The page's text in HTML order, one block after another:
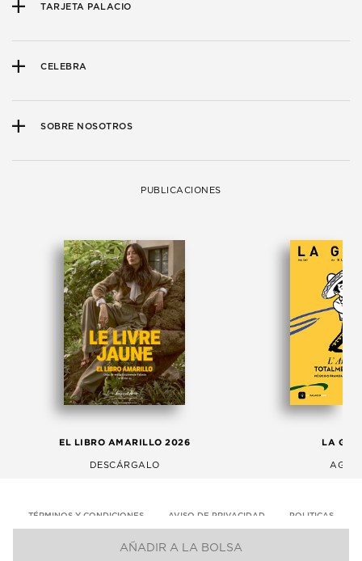
AÑADIR A LA BOLSA
TARJETA PALACIO
CELEBRA
SOBRE NOSOTROS
PUBLICACIONES
EL LIBRO AMARILLO 2026
DESCÁRGALO
LA
TÉRMINOS Y CONDICIONES AVISO DE PRIVACIDAD POLITICAS